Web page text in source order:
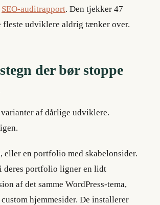
SEO-auditrapport. Den tjekker 47
fleste udviklere aldrig tænker over.
der bør stoppe
varianter af dårlige udviklere.
en portfolio med skabelonsider.
deres portfolio ligner en lidt
af det samme WordPress-tema,
hjemmesider. De installerer